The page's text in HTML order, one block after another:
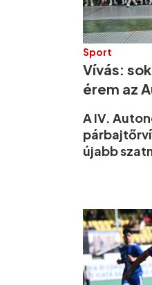
Sport
Vívás:
érem az
A IV.
újabb